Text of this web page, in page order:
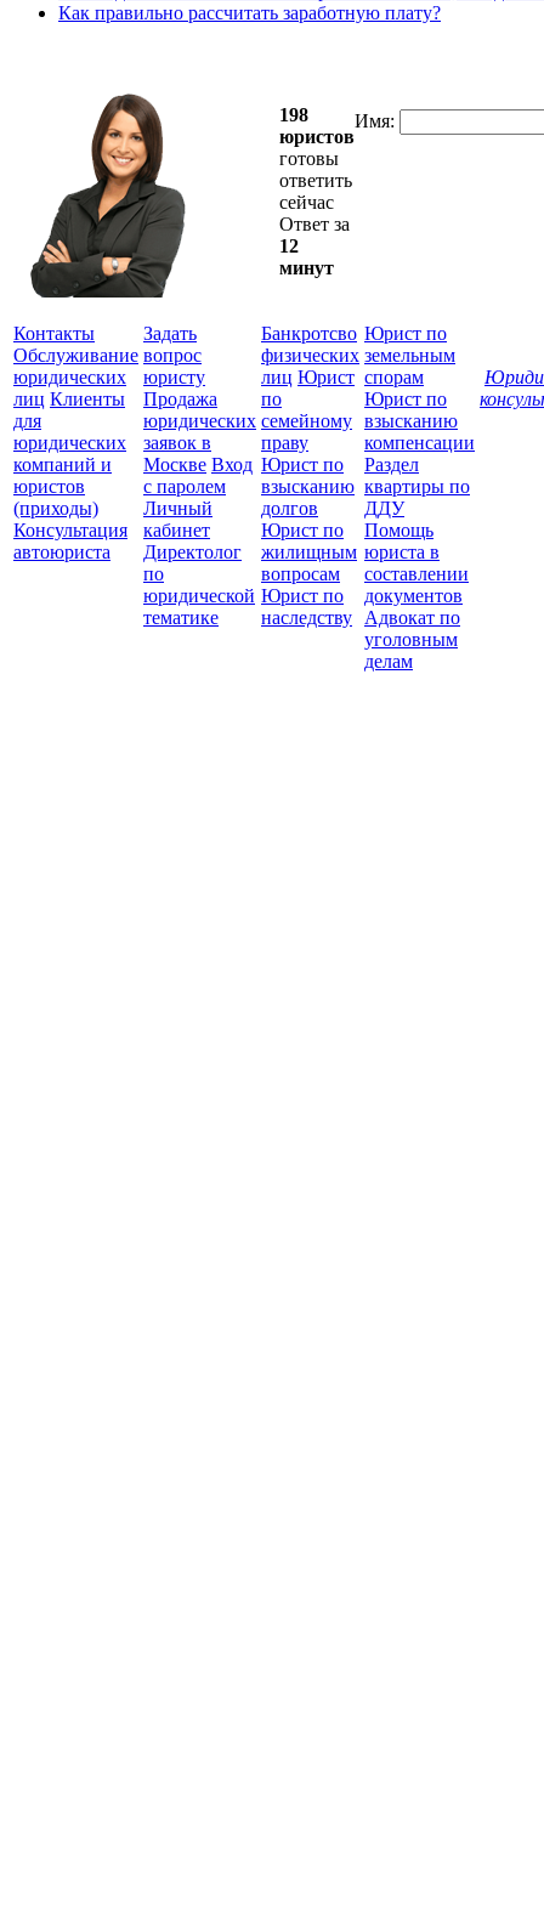
Как правильно рассчитать заработную плату?
198
юристов
готовы
ответить
сейчас
Ответ за
12
минут
Имя:
Контакты
Обслуживание
юридических
лиц Клиенты
для
юридических
компаний и
юристов
(приходы)
Консультация
автоюриста
Задать
вопрос
юристу
Продажа
юридических
заявок в
Москве Вход
с паролем
Личный
кабинет
Директолог
по
юридической
тематике
Банкротсво
физических
лиц Юрист
по
семейному
праву
Юрист по
взысканию
долгов
Юрист по
жилищным
вопросам
Юрист по
наследству
Юрист по
земельным
спорам
Юрист по
взысканию
компенсации
Раздел
квартиры по
ДДУ
Помощь
юриста в
составлении
документов
Адвокат по
уголовным
делам